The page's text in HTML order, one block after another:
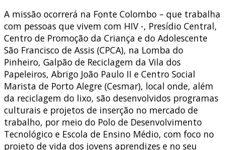
A missão ocorrerá na Fonte Colombo – que trabalha
com pessoas que vivem com HIV -, Presídio Central,
Centro de Promoção da Criança e do Adolescente
São Francisco de Assis (CPCA), na Lomba do
Pinheiro, Galpão de Reciclagem da Vila dos
Papeleiros, Abrigo João Paulo II e Centro Social
Marista de Porto Alegre (Cesmar), local onde, além
da reciclagem do lixo, são desenvolvidos programas
culturais e projetos de inserção no mercado de
trabalho, por meio do Polo de Desenvolvimento
Tecnológico e Escola de Ensino Médio, com foco no
projeto de vida dos jovens aprendizes e no seu